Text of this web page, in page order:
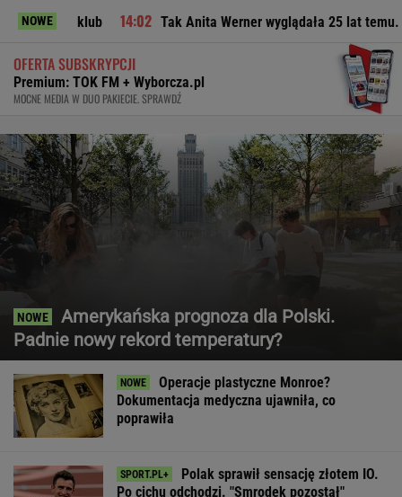
NOWE
klub Tak Anita Werner wyglądała 25 lat temu. "Pamiętam
OFERTA SUBSKRYPCJI
Premium: TOK FM + Wyborcza.pl
MOCNE MEDIA W DUO PAKIECIE. SPRAWDŹ
Amerykańska prognoza dla Polski.
Padnie nowy rekord temperatury?
Operacje plastyczne Monroe?
Dokumentacja medyczna ujawniła, co
poprawiła
Polak sprawił sensację złotem IO.
Po cichu odchodzi. "Smrodek pozostał"